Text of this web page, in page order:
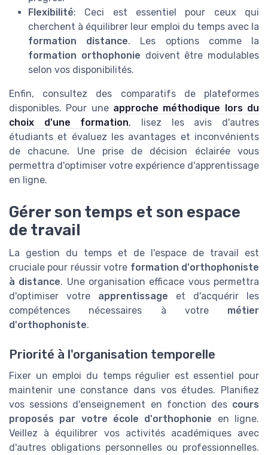
Flexibilité: Ceci est essentiel pour ceux qui
cherchent à équilibrer leur emploi du temps avec la
formation distance. Les options comme la
formation orthophonie doivent être modulables
selon vos disponibilités.
Enfin, consultez des comparatifs de plateformes
disponibles. Pour une approche méthodique lors du
choix d'une formation, lisez les avis d'autres
étudiants et évaluez les avantages et inconvénients
de chacune. Une prise de décision éclairée vous
permettra d'optimiser votre expérience d'apprentissage
en ligne.
Gérer son temps et son espace
de travail
La gestion du temps et de l'espace de travail est
cruciale pour réussir votre formation d'orthophoniste
à distance. Une organisation efficace vous permettra
d'optimiser votre apprentissage et d'acquérir les
compétences nécessaires à votre métier
d'orthophoniste.
Priorité à l'organisation temporelle
Fixer un emploi du temps régulier est essentiel pour
maintenir une constance dans vos études. Planifiez
vos sessions d'enseignement en fonction des cours
proposés par votre école d'orthophonie en ligne.
Veillez à équilibrer vos activités académiques avec
d'autres obligations personnelles ou professionnelles.